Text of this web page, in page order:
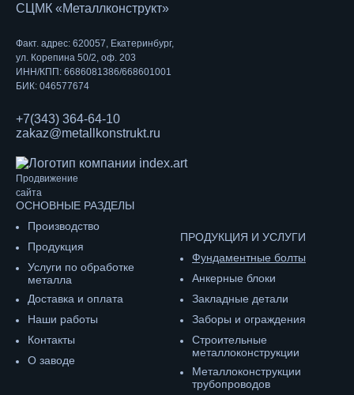
СЦМК «Металлконструкт»
Факт. адрес: 620057, Екатеринбург,
ул. Корепина 50/2, оф. 203
ИНН/КПП: 6686081386/668601001
БИК: 046577674
+7(343) 364-64-10
zakaz@metallkonstrukt.ru
Продвижение
сайта
ОСНОВНЫЕ РАЗДЕЛЫ
Производство
Продукция
Услуги по обработке
металла
Доставка и оплата
Наши работы
Контакты
О заводе
ПРОДУКЦИЯ И УСЛУГИ
Фундаментные болты
Анкерные блоки
Закладные детали
Заборы и ограждения
Строительные
металлоконструкции
Металлоконструкции
трубопроводов